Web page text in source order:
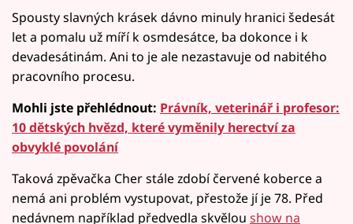
Spousty slavných krásek dávno minuly hranici šedesát
let a pomalu už míří k osmdesátce, ba dokonce i k
devadesátinám. Ani to je ale nezastavuje od nabitého
pracovního procesu.
Mohli jste přehlédnout: Právník, veterinář i profesor:
10 dětských hvězd, které vyměnily herectví za
obvyklé povolání
Taková zpěvačka Cher stále zdobí červené koberce a
nemá ani problém vystupovat, přestože jí je 78. Před
nedávnem například předvedla skvělou show na